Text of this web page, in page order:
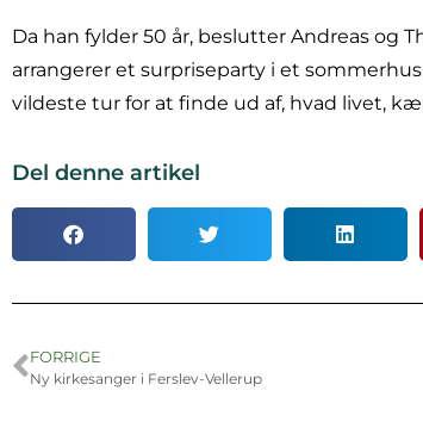
Da han fylder 50 år, beslutter Andreas og
arrangerer et surpriseparty i et
vildeste tur for at finde ud af, hvad livet,
Del denne artikel
FORRIGE
Ny kirkesanger i Ferslev-Vellerup